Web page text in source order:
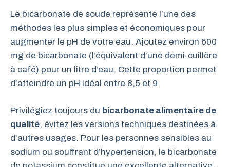
Le bicarbonate de soude représente l’une des
méthodes les plus simples et économiques pour
augmenter le pH de votre eau. Ajoutez environ 600
mg de bicarbonate (l’équivalent d’une demi-cuillère
à café) pour un litre d’eau. Cette proportion permet
d’atteindre un pH idéal entre 8,5 et 9.
Privilégiez toujours du bicarbonate alimentaire de
qualité, évitez les versions techniques destinées à
d’autres usages. Pour les personnes sensibles au
sodium ou souffrant d’hypertension, le bicarbonate